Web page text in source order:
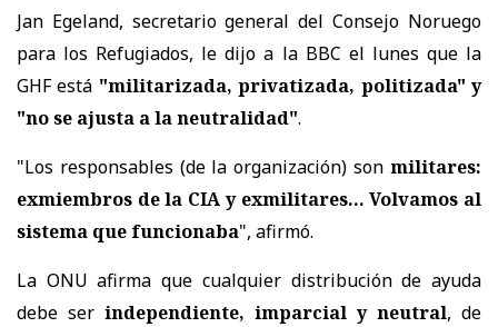
Jan Egeland, secretario general del Consejo Noruego
para los Refugiados, le dijo a la BBC el lunes que la
GHF está "militarizada, privatizada, politizada" y
"no se ajusta a la neutralidad".
"Los responsables (de la organización) son militares:
exmiembros de la CIA y exmilitares... Volvamos al
sistema que funcionaba", afirmó.
La ONU afirma que cualquier distribución de ayuda
debe ser independiente, imparcial y neutral, de